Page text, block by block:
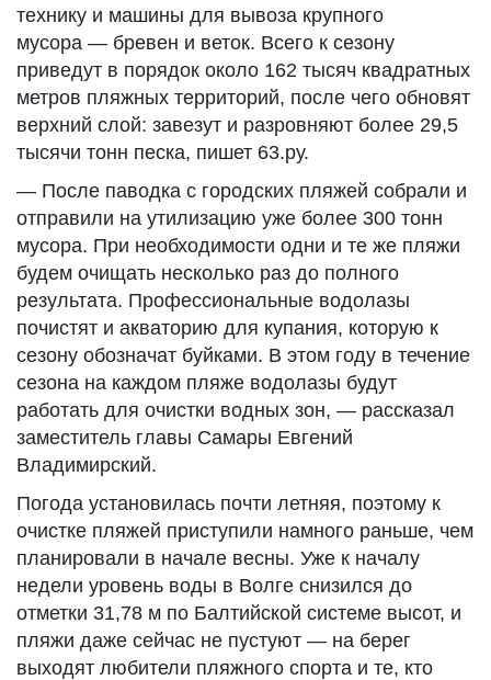
технику и машины для вывоза крупного
мусора — бревен и веток. Всего к сезону
приведут в порядок около 162 тысяч квадратных
метров пляжных территорий, после чего обновят
верхний слой: завезут и разровняют более 29,5
тысячи тонн песка, пишет 63.ру.
— После паводка с городских пляжей собрали и
отправили на утилизацию уже более 300 тонн
мусора. При необходимости одни и те же пляжи
будем очищать несколько раз до полного
результата. Профессиональные водолазы
почистят и акваторию для купания, которую к
сезону обозначат буйками. В этом году в течение
сезона на каждом пляже водолазы будут
работать для очистки водных зон, — рассказал
заместитель главы Самары Евгений
Владимирский.
Погода установилась почти летняя, поэтому к
очистке пляжей приступили намного раньше, чем
планировали в начале весны. Уже к началу
недели уровень воды в Волге снизился до
отметки 31,78 м по Балтийской системе высот, и
пляжи даже сейчас не пустуют — на берег
выходят любители пляжного спорта и те, кто